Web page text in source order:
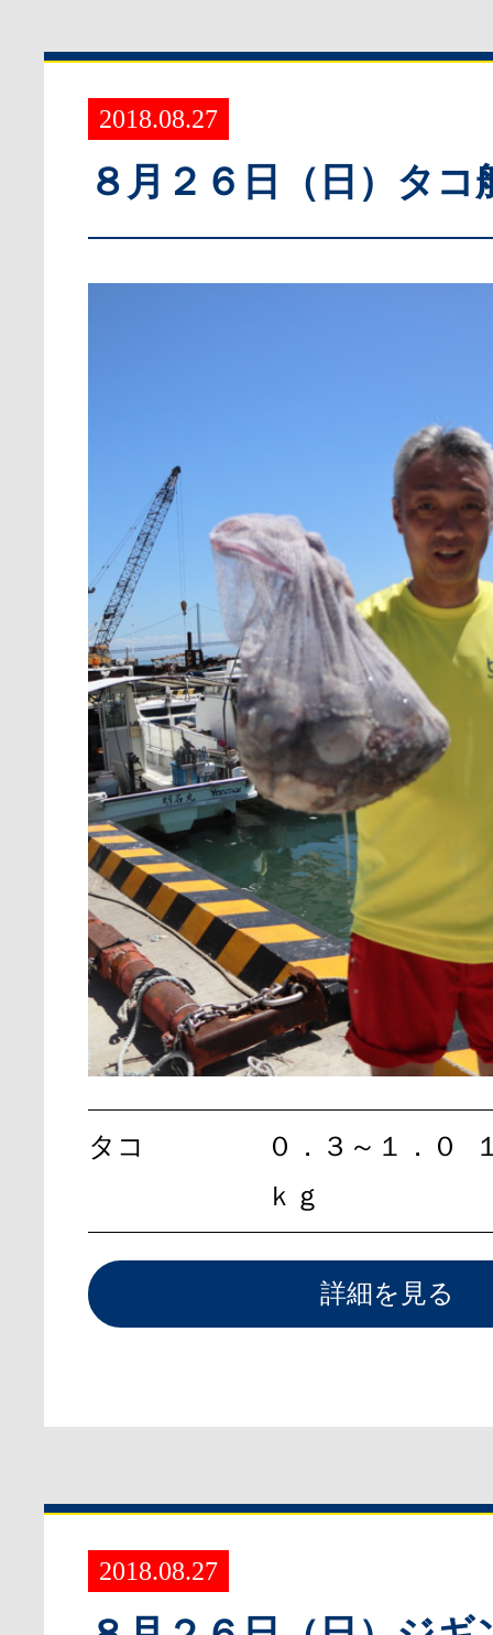
2018.08.27
８月２６日（日）タコ
タコ
０．３～１．０
ｋｇ
詳細を見る
2018.08.27